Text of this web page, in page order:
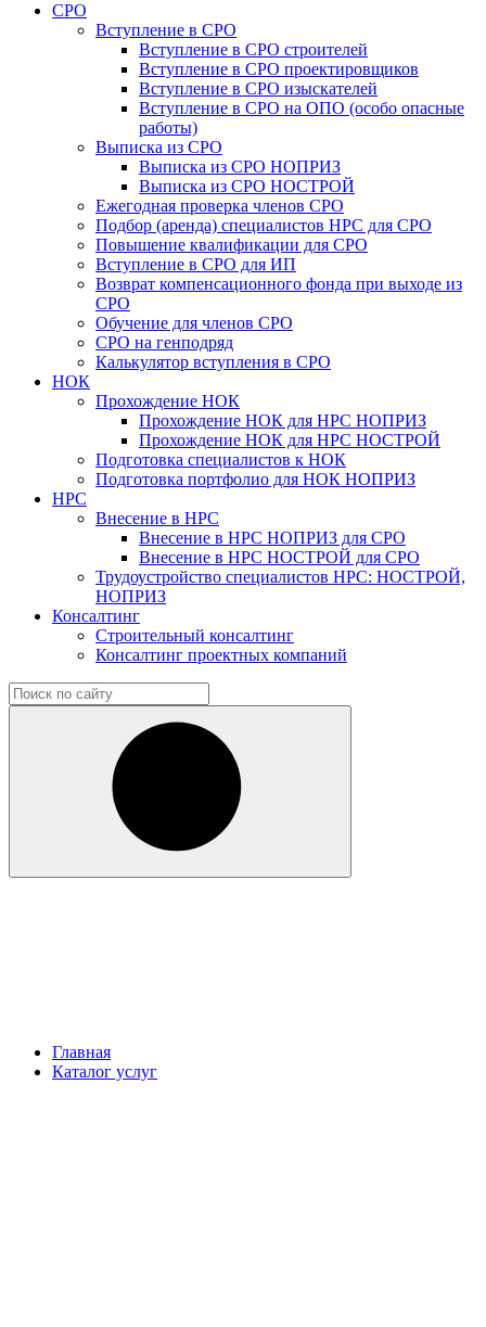
СРО
Вступление в СРО
Вступление в СРО строителей
Вступление в СРО проектировщиков
Вступление в СРО изыскателей
Вступление в СРО на ОПО (особо опасные
работы)
Выписка из СРО
Выписка из СРО НОПРИЗ
Выписка из СРО НОСТРОЙ
Ежегодная проверка членов СРО
Подбор (аренда) специалистов НРС для СРО
Повышение квалификации для СРО
Вступление в СРО для ИП
Возврат компенсационного фонда при выходе из
СРО
Обучение для членов СРО
СРО на генподряд
Калькулятор вступления в СРО
НОК
Прохождение НОК
Прохождение НОК для НРС НОПРИЗ
Прохождение НОК для НРС НОСТРОЙ
Подготовка специалистов к НОК
Подготовка портфолио для НОК НОПРИЗ
НРС
Внесение в НРС
Внесение в НРС НОПРИЗ для СРО
Внесение в НРС НОСТРОЙ для СРО
Трудоустройство специалистов НРС: НОСТРОЙ,
НОПРИЗ
Консалтинг
Строительный консалтинг
Консалтинг проектных компаний
Главная
Каталог услуг